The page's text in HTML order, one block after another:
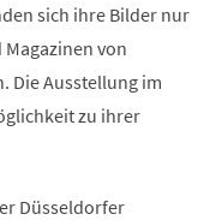
sich ihre Bilder nur
von
Die Ausstellung im
zu ihrer
Düsseldorfer